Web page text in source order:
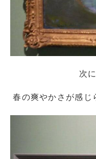
次
春の爽やかさが感じ